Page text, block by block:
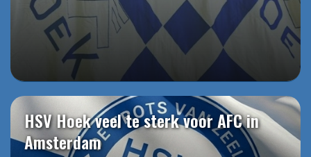
HSV Hoek veel te sterk voor AFC in
Amsterdam